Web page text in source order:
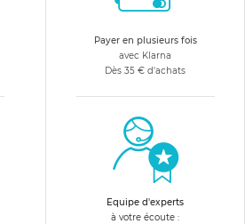
Payer en plusieurs fois
avec Klarna
Dès 35 € d'achats
Equipe d'experts
à votre écoute :